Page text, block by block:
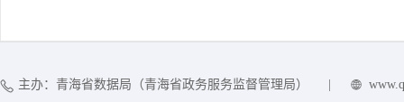
主办：青海省数据局（青海省政务服务监督管理局）